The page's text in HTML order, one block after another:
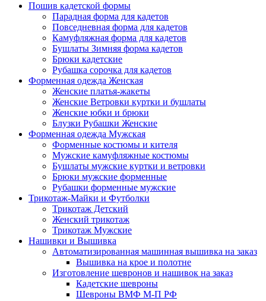
Пошив кадетской формы
Парадная форма для кадетов
Повседневная форма для кадетов
Камуфляжная форма для кадетов
Бушлаты Зимняя форма кадетов
Брюки кадетские
Рубашка сорочка для кадетов
Форменная одежда Женская
Женские платья-жакеты
Женские Ветровки куртки и бушлаты
Женские юбки и брюки
Блузки Рубашки Женские
Форменная одежда Мужская
Форменные костюмы и кителя
Мужские камуфляжные костюмы
Бушлаты мужские куртки и ветровки
Брюки мужские форменные
Рубашки форменные мужские
Трикотаж-Майки и Футболки
Трикотаж Детский
Женский трикотаж
Трикотаж Мужские
Нашивки и Вышивка
Автоматизированная машинная вышивка на заказ
Вышивка на крое и полотне
Изготовление шевронов и нашивок на заказ
Кадетские шевроны
Шевроны ВМФ М-П РФ